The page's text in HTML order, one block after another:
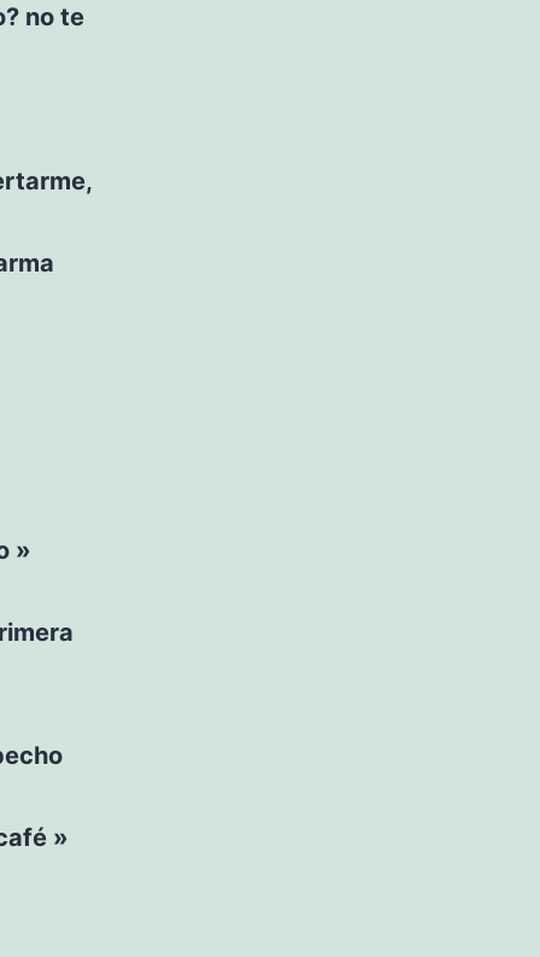
no te
»
»